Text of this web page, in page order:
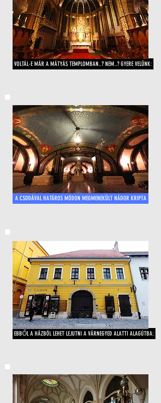
VOLTÁL-E MÁR A MÁTYÁS TEMPLOMBAN..? NEM..? GYERE VELÜNK:
A CSODÁVAL HATÁROS MÓDON MEGMENEKÜLT NÁDOR KRIPTA
EBBŐL A HÁZBÓL LEHET LEJUTNI A VÁRNEGYED ALATTI ALAGÚTBA: